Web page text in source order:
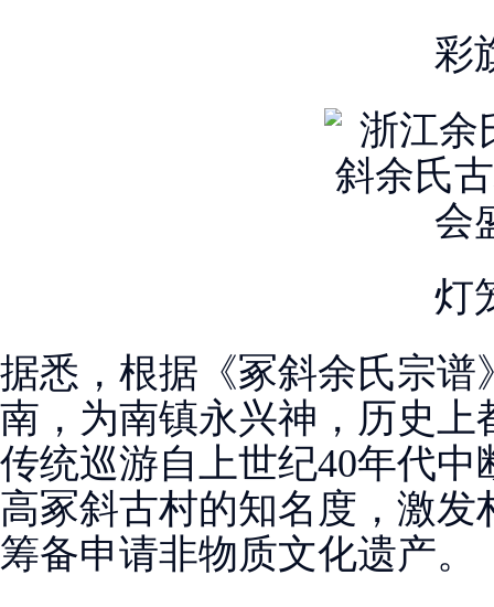
彩
灯
据悉，根据《冢斜余氏宗
南，为南镇永兴神，历史
传统巡游自上世纪40年代中
高冢斜古村的知名度，激
筹备申请非物质文化遗产。